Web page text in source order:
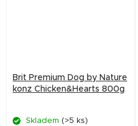
Brit Premium Dog by Nature
konz Chicken&Hearts 800g
Skladem (>5 ks)